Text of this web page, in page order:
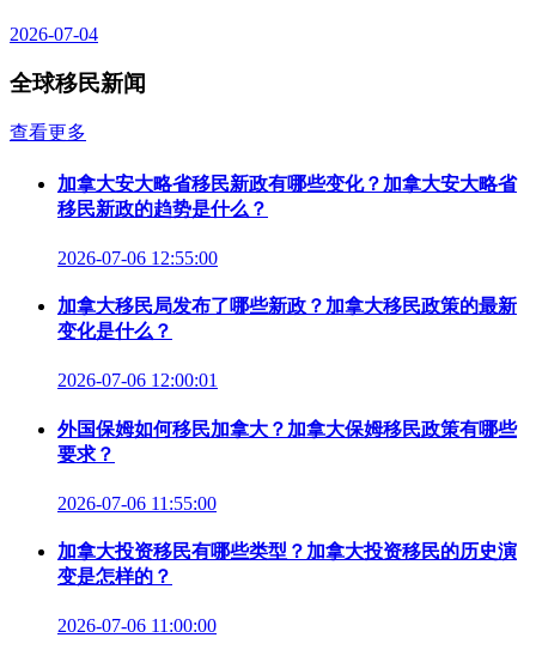
2026-07-04
全球移民新闻
查看更多
加拿大安大略省移民新政有哪些变化？加拿大安大略省
移民新政的趋势是什么？
2026-07-06 12:55:00
加拿大移民局发布了哪些新政？加拿大移民政策的最新
变化是什么？
2026-07-06 12:00:01
外国保姆如何移民加拿大？加拿大保姆移民政策有哪些
要求？
2026-07-06 11:55:00
加拿大投资移民有哪些类型？加拿大投资移民的历史演
变是怎样的？
2026-07-06 11:00:00